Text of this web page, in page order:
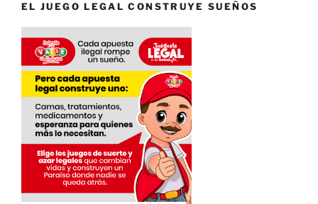
EL JUEGO LEGAL CONSTRUYE SUEÑOS